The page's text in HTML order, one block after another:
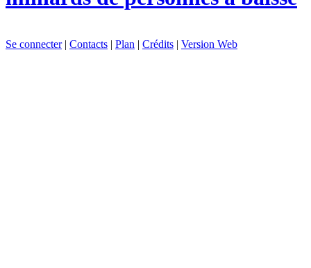
Se connecter| Contacts | Plan | Crédits | Version Web